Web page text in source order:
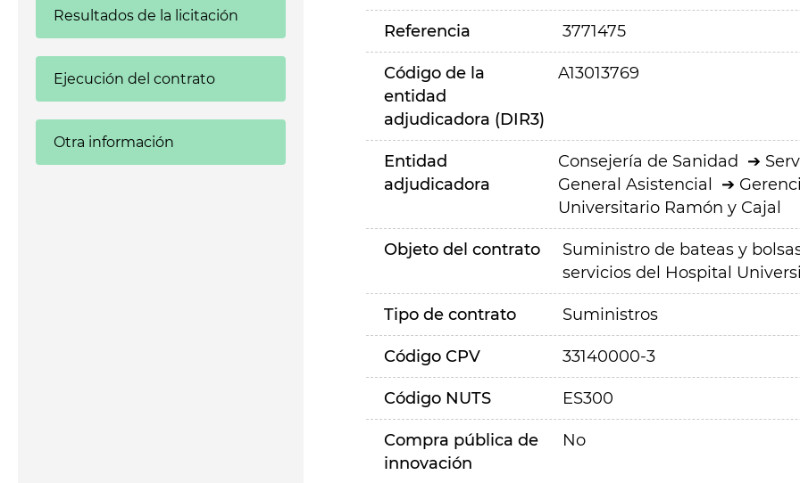
Resultados de la licitación
Ejecución del contrato
Otra información
Referencia 3771475
Código de la
entidad
adjudicadora (DIR3)
A13013769
Entidad
adjudicadora
Consejería de Sanidad
General Asistencial
Universitario Ramón y Cajal
Objeto del contrato
Suministro de bateas y
servicios del Hospital
Tipo de contrato Suministros
Código CPV 33140000-3
Código NUTS ES300
Compra pública de
innovación
No